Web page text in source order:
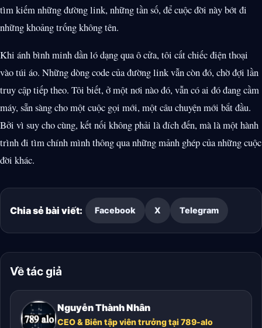
tìm kiếm những đường link, những tần số, để cuộc đời này bớt đi
những khoảng trống không tên.
Khi ánh bình minh dần ló dạng qua ô cửa, tôi cất chiếc điện thoại
vào túi áo. Những dòng code của đường link vẫn còn đó, chờ đợi lần
truy cập tiếp theo. Tôi biết, ở một nơi nào đó, vẫn có ai đó đang cầm
máy, sẵn sàng cho một cuộc gọi mới, một câu chuyện mới bắt đầu.
Bởi vì suy cho cùng, kết nối không phải là đích đến, mà là một hành
trình đi tìm chính mình thông qua những mảnh ghép của những cuộc
đời khác.
Chia sẻ bài viết: Facebook X Telegram
Về tác giả
Nguyễn Thành Nhân
CEO & Biên tập viên trưởng tại 789-alo